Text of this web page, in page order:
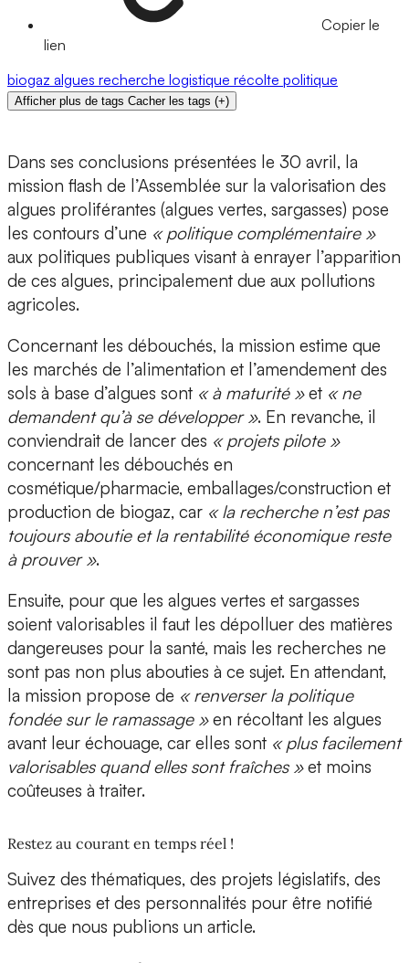
Copier le
lien
biogaz algues recherche logistique récolte politique
Afficher plus de tags Cacher les tags (+)
Dans ses conclusions présentées le 30 avril, la
mission flash de l’Assemblée sur la valorisation des
algues proliférantes (algues vertes, sargasses) pose
les contours d’une « politique complémentaire »
aux politiques publiques visant à enrayer l’apparition
de ces algues, principalement due aux pollutions
agricoles.
Concernant les débouchés, la mission estime que
les marchés de l’alimentation et l’amendement des
sols à base d’algues sont « à maturité »et « ne
demandent qu’à se développer ». En revanche, il
conviendrait de lancer des « projets pilote »
concernant les débouchés en
cosmétique/pharmacie, emballages/construction et
production de biogaz, car « la recherche n’est pas
toujours aboutie et la rentabilité économique reste
à prouver ».
Ensuite, pour que les algues vertes et sargasses
soient valorisables il faut les dépolluer des matières
dangereuses pour la santé, mais les recherches ne
sont pas non plus abouties à ce sujet. En attendant,
la mission propose de « renverser la politique
fondée sur le ramassage »en récoltant les algues
avant leur échouage, car elles sont « plus facilement
valorisables quand elles sont fraîches »et moins
coûteuses à traiter.
Restez au courant en temps réel !
Suivez des thématiques, des projets législatifs, des
entreprises et des personnalités pour être notifié
dès que nous publions un article.